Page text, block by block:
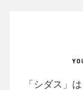
「シダス」